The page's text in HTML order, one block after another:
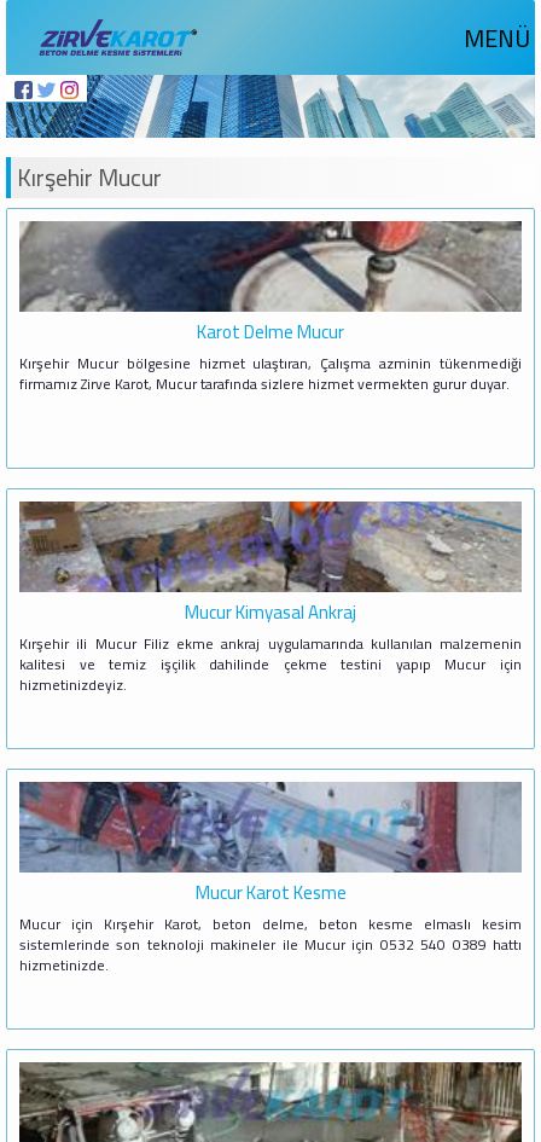
MENÜ
Kırşehir Mucur
Karot Delme Mucur
Kırşehir Mucur bölgesine hizmet ulaştıran, Çalışma azminin tükenmediği
firmamız Zirve Karot, Mucur tarafında sizlere hizmet vermekten gurur duyar.
Mucur Kimyasal Ankraj
Kırşehir ili Mucur Filiz ekme ankraj uygulamarında kullanılan malzemenin
kalitesi ve temiz işçilik dahilinde çekme testini yapıp Mucur için
hizmetinizdeyiz.
Mucur Karot Kesme
Mucur için Kırşehir Karot, beton delme, beton kesme elmaslı kesim
sistemlerinde son teknoloji makineler ile Mucur için 0532 540 0389 hattı
hizmetinizde.